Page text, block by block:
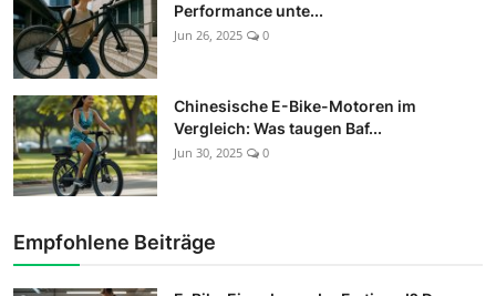
Performance unte...
Jun 26, 2025 0
Chinesische E-Bike-Motoren im
Vergleich: Was taugen Baf...
Jun 30, 2025 0
Empfohlene Beiträge